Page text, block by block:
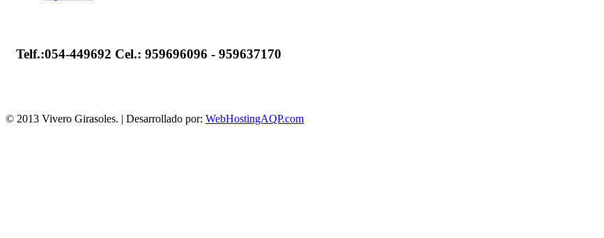
Telf.:054-449692 Cel.: 959696096 - 959637170
© 2013 Vivero Girasoles. | Desarrollado por: WebHostingAQP.com